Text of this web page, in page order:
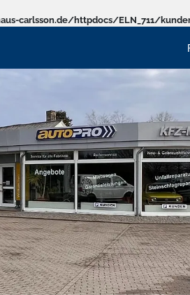
carlsson.de/httpdocs/ELN_711/